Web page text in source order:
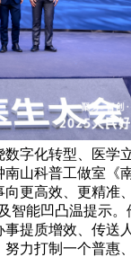
字化转型、医
山科普工做室
更高效、更精
智能凹凸温提示
提质增效、传
力打制一个普惠